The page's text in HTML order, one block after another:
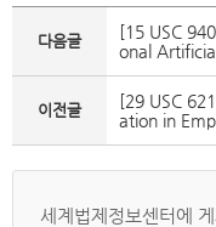
다음글
[15 USC
onal
이전글
[29 USC
ation in
세계법제정보센터에